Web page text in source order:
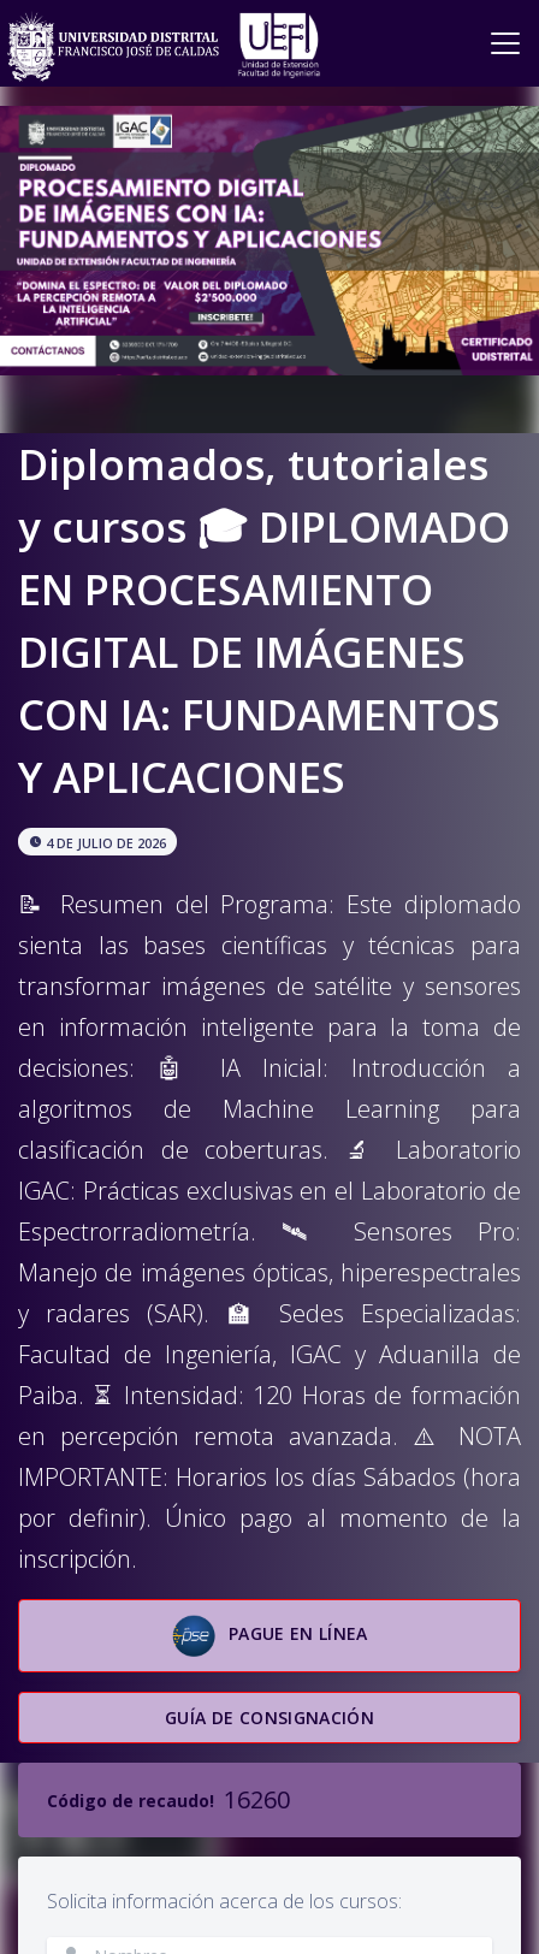
Diplomados, tutoriales
y cursos 🎓 DIPLOMADO
EN PROCESAMIENTO
DIGITAL DE IMÁGENES
CON IA: FUNDAMENTOS
Y APLICACIONES
watch_later 4 DE JULIO DE 2026
📝 Resumen del Programa: Este diplomado
sienta las bases científicas y técnicas para
transformar imágenes de satélite y sensores
en información inteligente para la toma de
decisiones: 🤖 IA Inicial: Introducción a
algoritmos de Machine Learning para
clasificación de coberturas. 🔬 Laboratorio
IGAC: Prácticas exclusivas en el Laboratorio de
Espectrorradiometría. 🛰️ Sensores Pro:
Manejo de imágenes ópticas, hiperespectrales
y radares (SAR). 🏫 Sedes Especializadas:
Facultad de Ingeniería, IGAC y Aduanilla de
Paiba. ⏳ Intensidad: 120 Horas de formación
en percepción remota avanzada. ⚠️ NOTA
IMPORTANTE: Horarios los días Sábados (hora
por definir). Único pago al momento de la
inscripción.
PAGUE EN LÍNEA
GUÍA DE CONSIGNACIÓN
Código de recaudo! 16260
Solicita información acerca de los cursos: